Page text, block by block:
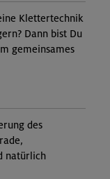
Klettertechnik
Dann bist Du
gemeinsames
des
natürlich